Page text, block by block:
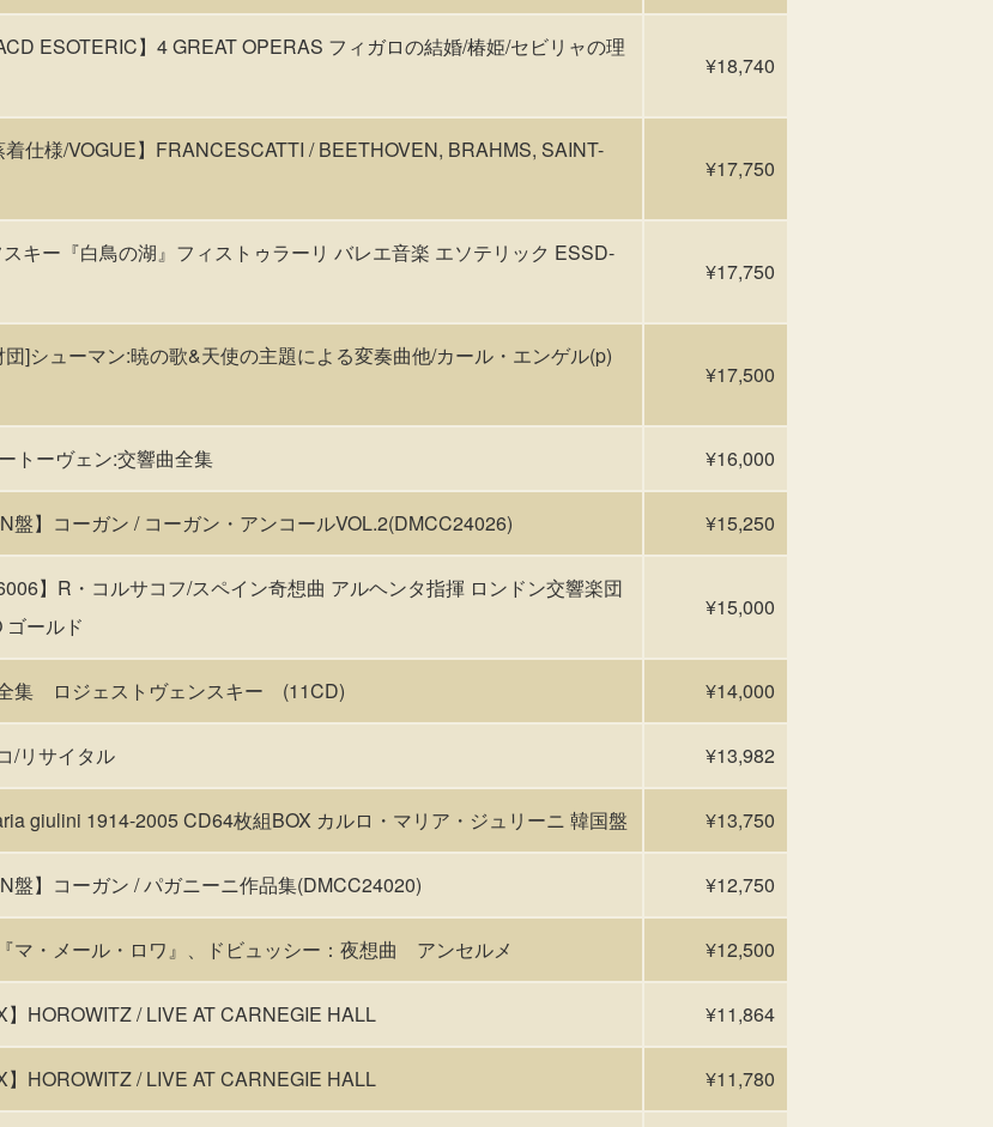
ESOTERIC】4 GREAT OPERAS フィガロの結婚/椿姫/セビリャの理
¥18,740
仕様/VOGUE】FRANCESCATTI / BEETHOVEN, BRAHMS, SAINT-
¥17,750
キー『白鳥の湖』フィストゥラーリ バレエ音楽 エソテリック ESSD-
¥17,750
]シューマン:暁の歌&天使の主題による変奏曲他/カール・エンゲル(p)
¥17,500
トーヴェン:交響曲全集 ¥16,000
盤】コーガン / コーガン・アンコールVOL.2(DMCC24026) ¥15,250
】R・コルサコフ/スペイン奇想曲 アルヘンタ指揮 ロンドン交響楽団
ールド
¥15,000
集 ロジェストヴェンスキー (11CD) ¥14,000
/リサイタル ¥13,982
giulini 1914-2005 CD64枚組BOX カルロ・マリア・ジュリーニ 韓国盤 ¥13,750
盤】コーガン / パガニーニ作品集(DMCC24020) ¥12,750
・メール・ロワ』、ドビュッシー：夜想曲 アンセルメ ¥12,500
HOROWITZ / LIVE AT CARNEGIE HALL ¥11,864
HOROWITZ / LIVE AT CARNEGIE HALL ¥11,780